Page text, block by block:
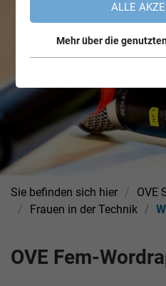
Sie befinden sich hier OVE
Frauen in der Technik
OVE Fem-
ALLE
Mehr über die